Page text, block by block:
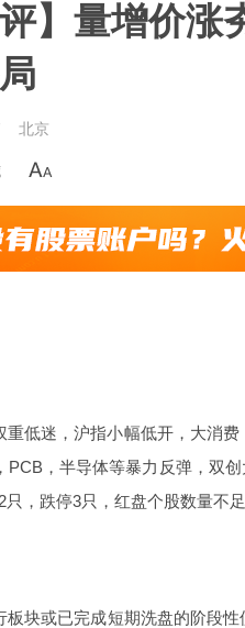
评】量增价
北京
重低迷，沪指小幅低开，大消
PCB，半导体等暴力反弹，双
，跌停3只，红盘个股数量不
板块或已完成短期洗盘的阶段